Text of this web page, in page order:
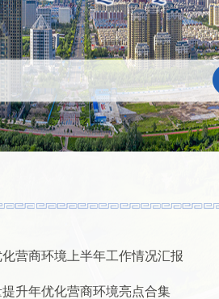
<
营商环境上半年工作情况汇报
升年优化营商环境亮点合集